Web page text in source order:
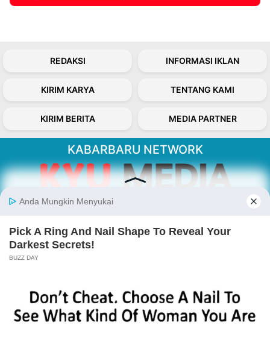
REDAKSI INFORMASI IKLAN
KIRIM KARYA TENTANG KAMI
KIRIM BERITA MEDIA PARTNER
KABARBARU NETWORK
Kabarbaru.co menyajikan berita aktual dan
Follow Kabarbaru